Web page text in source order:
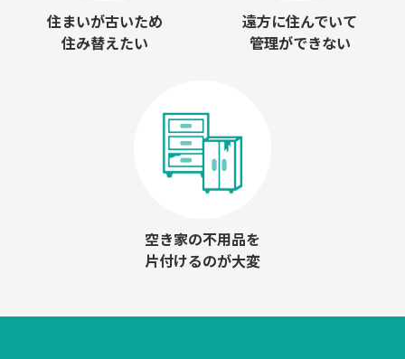
住まいが古いため
住み替えたい
遠方に住んでいて
管理ができない
空き家の不用品を
片付けるのが大変